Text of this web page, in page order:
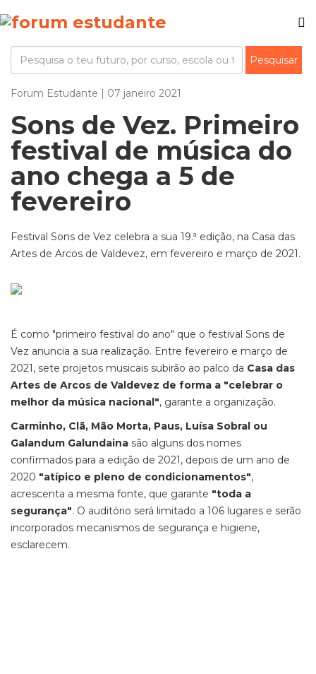
Forum Estudante | 07 janeiro 2021
Sons de Vez. Primeiro
festival de música do
ano chega a 5 de
fevereiro
Festival Sons de Vez celebra a sua 19.ª edição, na Casa das
Artes de Arcos de Valdevez, em fevereiro e março de 2021.
É como "primeiro festival do ano" que o festival Sons de
Vez anuncia a sua realização. Entre fevereiro e março de
2021, sete projetos musicais subirão ao palco da Casa das
Artes de Arcos de Valdevez de forma a "celebrar o
melhor da música nacional", garante a organização.
Carminho, Clã, Mão Morta, Paus, Luísa Sobral ou
Galandum Galundaina são alguns dos nomes
confirmados para a edição de 2021, depois de um ano de
2020 "atípico e pleno de condicionamentos",
acrescenta a mesma fonte, que garante "toda a
segurança". O auditório será limitado a 106 lugares e serão
incorporados mecanismos de segurança e higiene,
esclarecem.